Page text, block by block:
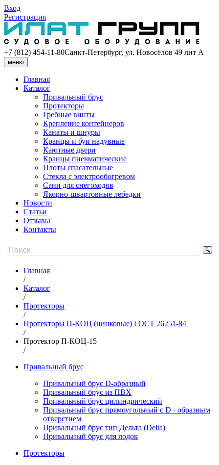
Вход
Регистрация
+7 (812) 454-11-80Санкт-Петербург, ул. Новосёлов 49 лит А
меню
Главная
Каталог
Привальный брус
Протекторы
Гребные винты
Крепление контейнеров
Канаты и шнуры
Кранцы и буи надувные
Каютные двери
Кранцы пневматические
Плоты спасательные
Стекла с электрообогревом
Сани для снегоходов
Якорно-швартовные лебедки
Новости
Статьи
Отзывы
Контакты
Главная
/
Каталог
/
Протекторы
/
Протекторы П-КОЦ (цинковые) ГОСТ 26251-84
/
Протектор П-КОЦ-15
/
Привальный брус
Привальный брус D-образный
Привальный брус из ПВХ
Привальный брус цилиндрический
Привальный брус прямоугольный с D - образным
отверстием
Привальный брус тип Дельта (Delta)
Привальный брус для лодок
Протекторы